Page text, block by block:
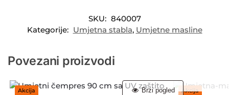
SKU: 840007
Kategorije: Umjetna stabla, Umjetne masline
Povezani proizvodi
Akcija Brzi pogled Akcija